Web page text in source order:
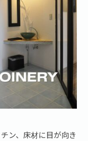
ン、床材に目が向き